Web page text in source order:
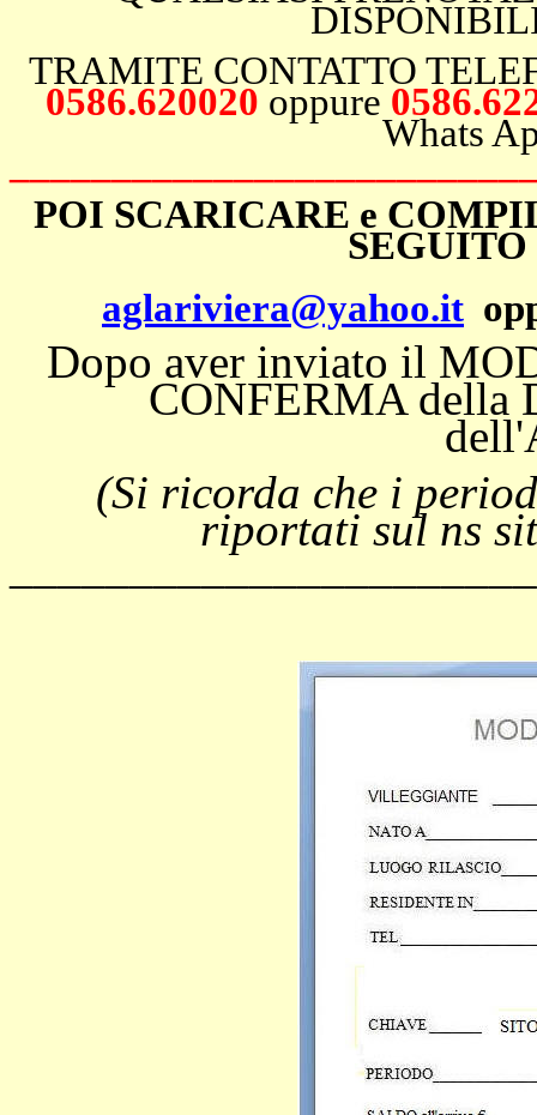
TRAMITE CONTATTO
0586.620020 oppure
Whats
POI SCARICARE e
aglariviera@yahoo.it
Dopo aver inviato il
CONFERMA della
(Si ricorda che i
riportati sul ns